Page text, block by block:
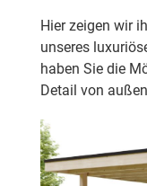
Hier zeigen wir
unseres
haben Sie die
Detail von